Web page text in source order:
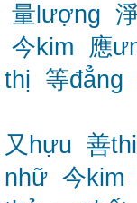
量lượng
今kim
應
thị 等đẳng
又hựu 善
nhữ 今kim